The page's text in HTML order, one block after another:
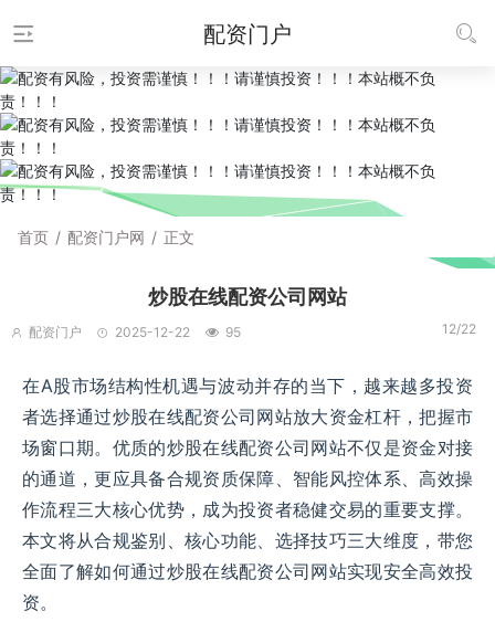
配资门户
首页 / 配资门户网 / 正文
炒股在线配资公司网站
配资门户 2025-12-22 95 12/22
在A股市场结构性机遇与波动并存的当下，越来越多投资
者选择通过炒股在线配资公司网站放大资金杠杆，把握市
场窗口期。优质的炒股在线配资公司网站不仅是资金对接
的通道，更应具备合规资质保障、智能风控体系、高效操
作流程三大核心优势，成为投资者稳健交易的重要支撑。
本文将从合规鉴别、核心功能、选择技巧三大维度，带您
全面了解如何通过炒股在线配资公司网站实现安全高效投
资。